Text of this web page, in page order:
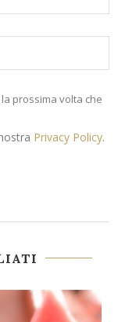
prossima volta che
Privacy Policy.